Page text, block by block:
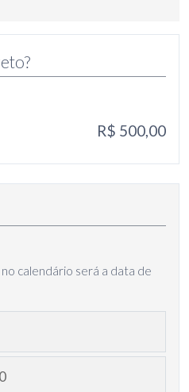
R$ 500,00
calendário será a data de